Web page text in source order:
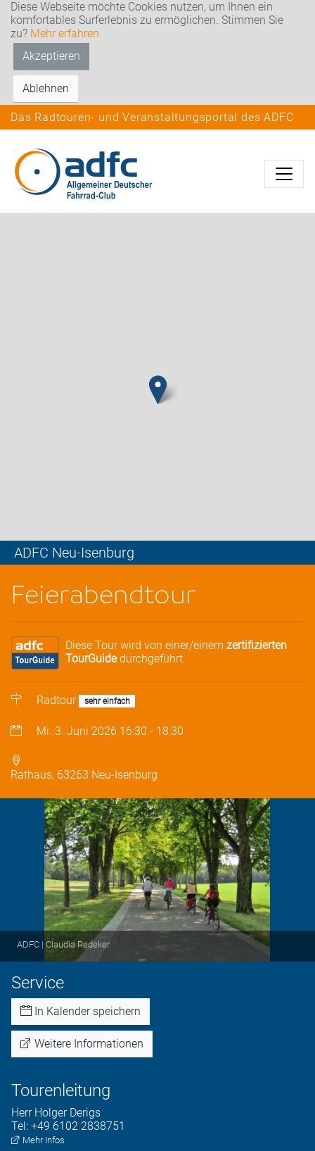
Diese Webseite möchte Cookies nutzen, um Ihnen ein
komfortables Surferlebnis zu ermöglichen. Stimmen Sie
zu? Mehr erfahren
Akzeptieren
Ablehnen
Das Radtouren- und Veranstaltungsportal des ADFC
ADFC Neu-Isenburg
Feierabendtour
Diese Tour wird von einer/einem zertifizierten
TourGuidedurchgeführt.
Radtour sehr einfach
Mi. 3. Juni 2026 16:30 - 18:30
Rathaus, 63263 Neu-Isenburg
ADFC | Claudia Redeker
Service
In Kalender speichern
Weitere Informationen
Tourenleitung
Herr Holger Derigs
Tel: +49 6102 2838751
Mehr Infos